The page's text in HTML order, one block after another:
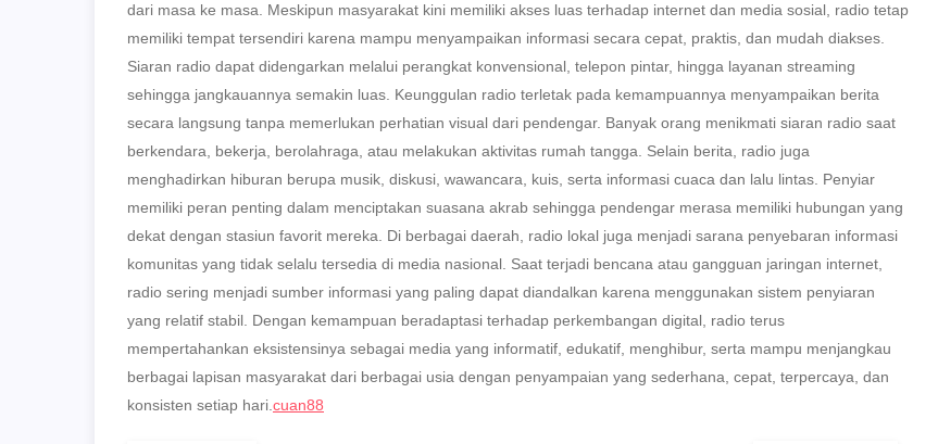
dari masa ke masa. Meskipun masyarakat kini memiliki akses luas terhadap internet dan media sosial, radio tetap
memiliki tempat tersendiri karena mampu menyampaikan informasi secara cepat, praktis, dan mudah diakses.
Siaran radio dapat didengarkan melalui perangkat konvensional, telepon pintar, hingga layanan streaming
sehingga jangkauannya semakin luas. Keunggulan radio terletak pada kemampuannya menyampaikan berita
secara langsung tanpa memerlukan perhatian visual dari pendengar. Banyak orang menikmati siaran radio saat
berkendara, bekerja, berolahraga, atau melakukan aktivitas rumah tangga. Selain berita, radio juga
menghadirkan hiburan berupa musik, diskusi, wawancara, kuis, serta informasi cuaca dan lalu lintas. Penyiar
memiliki peran penting dalam menciptakan suasana akrab sehingga pendengar merasa memiliki hubungan yang
dekat dengan stasiun favorit mereka. Di berbagai daerah, radio lokal juga menjadi sarana penyebaran informasi
komunitas yang tidak selalu tersedia di media nasional. Saat terjadi bencana atau gangguan jaringan internet,
radio sering menjadi sumber informasi yang paling dapat diandalkan karena menggunakan sistem penyiaran
yang relatif stabil. Dengan kemampuan beradaptasi terhadap perkembangan digital, radio terus
mempertahankan eksistensinya sebagai media yang informatif, edukatif, menghibur, serta mampu menjangkau
berbagai lapisan masyarakat dari berbagai usia dengan penyampaian yang sederhana, cepat, terpercaya, dan
konsisten setiap hari. cuan88